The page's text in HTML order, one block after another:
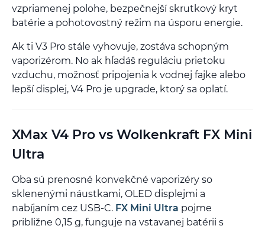
vzpriamenej polohe, bezpečnejší skrutkový kryt
batérie a pohotovostný režim na úsporu energie.
Ak ti V3 Pro stále vyhovuje, zostáva schopným
vaporizérom. No ak hľadáš reguláciu prietoku
vzduchu, možnosť pripojenia k vodnej fajke alebo
lepší displej, V4 Pro je upgrade, ktorý sa oplatí.
XMax V4 Pro vs Wolkenkraft FX Mini
Ultra
Oba sú prenosné konvekčné vaporizéry so
sklenenými náustkami, OLED displejmi a
nabíjaním cez USB-C. FX Mini Ultra pojme
približne 0,15 g, funguje na vstavanej batérii s